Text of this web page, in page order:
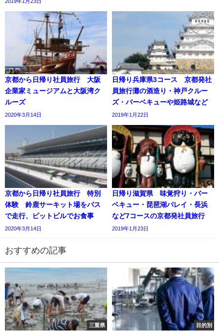
京都から日帰り社員旅行 大阪
企業家ミュージアムと大阪湾ク
ルーズ
2020年3月14日
日帰り兵庫県3コース 京都発社
員旅行灘の酒造り・神戸クルー
ズ・バーベキューや姫路城など
2019年1月22日
京都から日帰り社員旅行 特別
体験 鈴鹿サーキット場をバス
で走行、ピットビルでお食事
2020年3月14日
日帰り滋賀県 味覚狩り・バー
ベキュー・琵琶湖バレイ・長浜
など7コースの京都発社員旅行
2019年1月23日
おすすめの記事
三重県 目的別